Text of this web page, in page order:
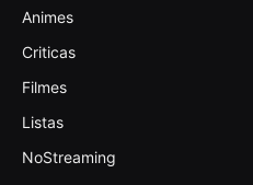
Animes
Criticas
Filmes
Listas
NoStreaming